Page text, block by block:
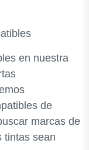
en nuestra
de
marcas de
tintas sean